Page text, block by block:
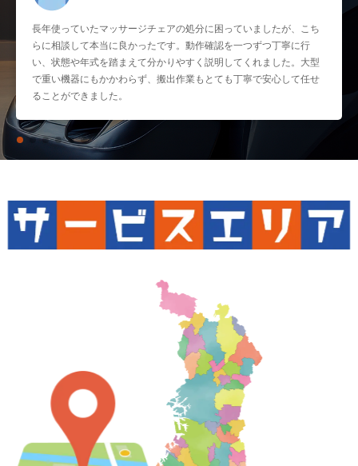
長年使っていたマッサージチェアの処分に困っていましたが、こち
らに相談して本当に良かったです。動作確認を一つずつ丁寧に行
い、状態や年式を踏まえて分かりやすく説明してくれました。大型
で重い機器にもかかわらず、搬出作業もとても丁寧で安心して任せ
ることができました。